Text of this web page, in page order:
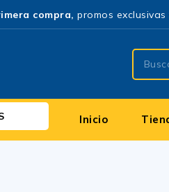
compra, promos
Inicio